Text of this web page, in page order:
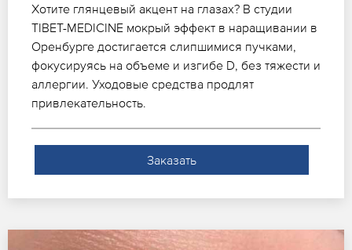
Хотите глянцевый акцент на глазах? В студии
TIBET-MEDICINE мокрый эффект в наращивании в
Оренбурге достигается слипшимися пучками,
фокусируясь на объеме и изгибе D, без тяжести и
аллергии. Уходовые средства продлят
привлекательность.
Заказать